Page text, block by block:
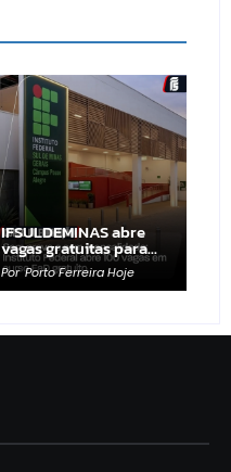
IFSULDEMINAS abre
vagas gratuitas para…
Por Porto Ferreira Hoje